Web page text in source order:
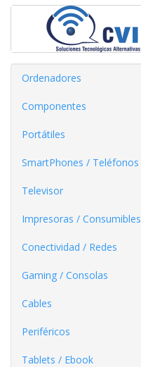
Ordenadores
Componentes
Portátiles
SmartPhones / Teléfonos
Televisor
Impresoras / Consumibles
Conectividad / Redes
Gaming / Consolas
Cables
Periféricos
Tablets / Ebook